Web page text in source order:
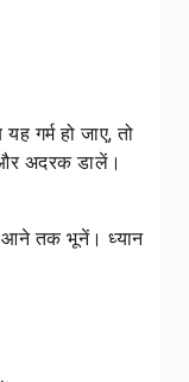
गर्म हो जाए, तो
अदरक डालें।
आने तक भूनें। ध्यान